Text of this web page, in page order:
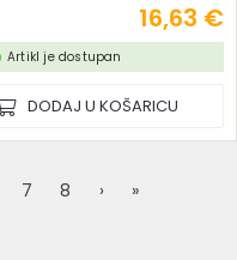
16,63 €
Artikl je dostupan
DODAJ U KOŠARICU
7 8 › »